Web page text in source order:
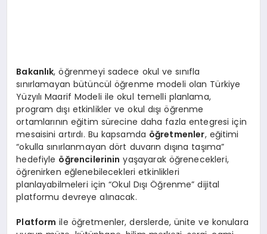
Bakanlık, öğrenmeyi sadece okul ve sınıfla
sınırlamayan bütüncül öğrenme modeli olan Türkiye
Yüzyılı Maarif Modeli ile okul temelli planlama,
program dışı etkinlikler ve okul dışı öğrenme
ortamlarının eğitim sürecine daha fazla entegresi için
mesaisini artırdı. Bu kapsamda öğretmenler, eğitimi
“okulla sınırlanmayan dört duvarın dışına taşıma”
hedefiyle öğrencilerinin yaşayarak öğrenecekleri,
öğrenirken eğlenebilecekleri etkinlikleri
planlayabilmeleri için “Okul Dışı Öğrenme” dijital
platformu devreye alınacak.
Platform ile öğretmenler, derslerde, ünite ve konulara